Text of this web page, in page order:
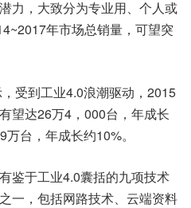
力，大致分为专业用、个人或
年市场总销量，可望突
受到工业4.0浪潮驱动，2015
望达26万4，000台，年成长
台，年成长约10%。
鉴于工业4.0囊括的九项技术
一，包括网路技术、云端资料